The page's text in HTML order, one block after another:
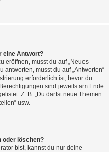
eine Antwort?
eröffnen, musst du auf „Neues
antworten, musst du auf „Antworten“
erforderlich ist, bevor du
sind jeweils am Ende
Z. B. „Du darfst neue Themen
usw.
oder löschen?
bist, kannst du nur deine